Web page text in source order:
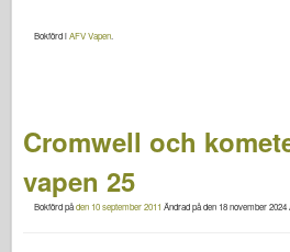
Bokförd iAFV Vapen
Cromwell och
vapen 25
Bokförd påden 10 september 2011 Ändrad påden 18 november 2024